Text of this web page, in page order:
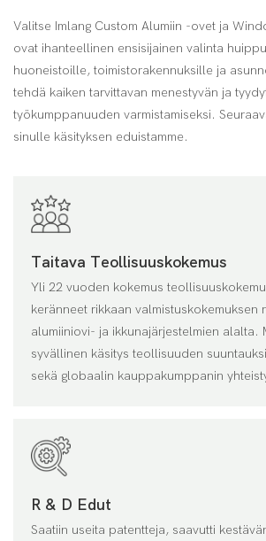
Valitse Imlang Custom Alumiin -ovet ja
ovat ihanteellinen ensisijainen valinta
huoneistoille, toimistorakennuksille ja
tehdä kaiken tarvittavan menestyvän ja
työkumppanuuden varmistamiseksi.
sinulle käsityksen eduistamme.
Taitava Teollisuuskokemus
Yli 22 vuoden kokemus
keränneet rikkaan valmistuskokemuksen
alumiiniovi- ja ikkunajärjestelmien alalta.
syvällinen käsitys teollisuuden
sekä globaalin kauppakumppanin
R & D Edut
Saatiin useita patentteja, saavutti